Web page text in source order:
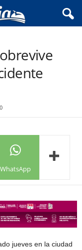
0
WhatsApp
jueves en la ciudad